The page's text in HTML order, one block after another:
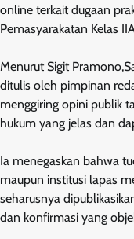
online terkait dugaan
Pemasyarakatan Kelas
Menurut Sigit
ditulis oleh pimpinan
menggiring opini publik
hukum yang jelas dan
Ia menegaskan bahwa
maupun institusi lapas
seharusnya
dan konfirmasi yang